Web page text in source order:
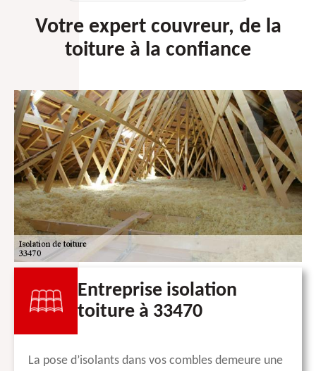
Votre expert couvreur, de la
toiture à la confiance
Entreprise isolation
toiture à 33470
La pose d’isolants dans vos combles demeure une